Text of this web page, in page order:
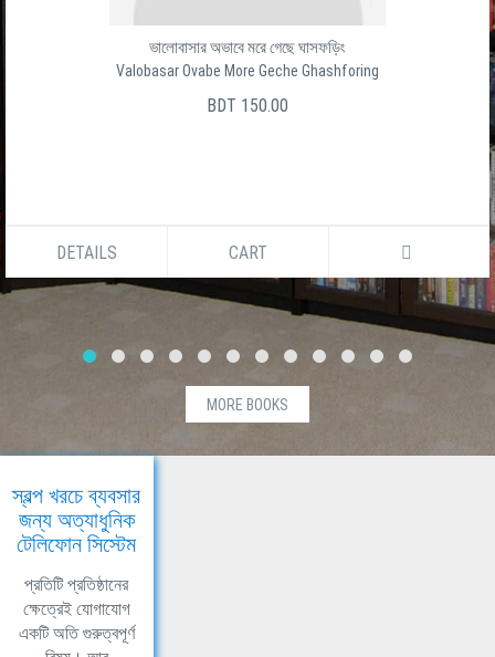
ভালোবাসার অভাবে মরে গেছে ঘাসফড়িং
Valobasar Ovabe More Geche Ghashforing
BDT 150.00
DETAILS CART
MORE BOOKS
স্বল্প খরচে ব্যবসার
জন্য অত্যাধুনিক
টেলিফোন সিস্টেম
প্রতিটি প্রতিষ্ঠানের
ক্ষেত্রেই যোগাযোগ
একটি অতি গুরুত্বপূর্ণ